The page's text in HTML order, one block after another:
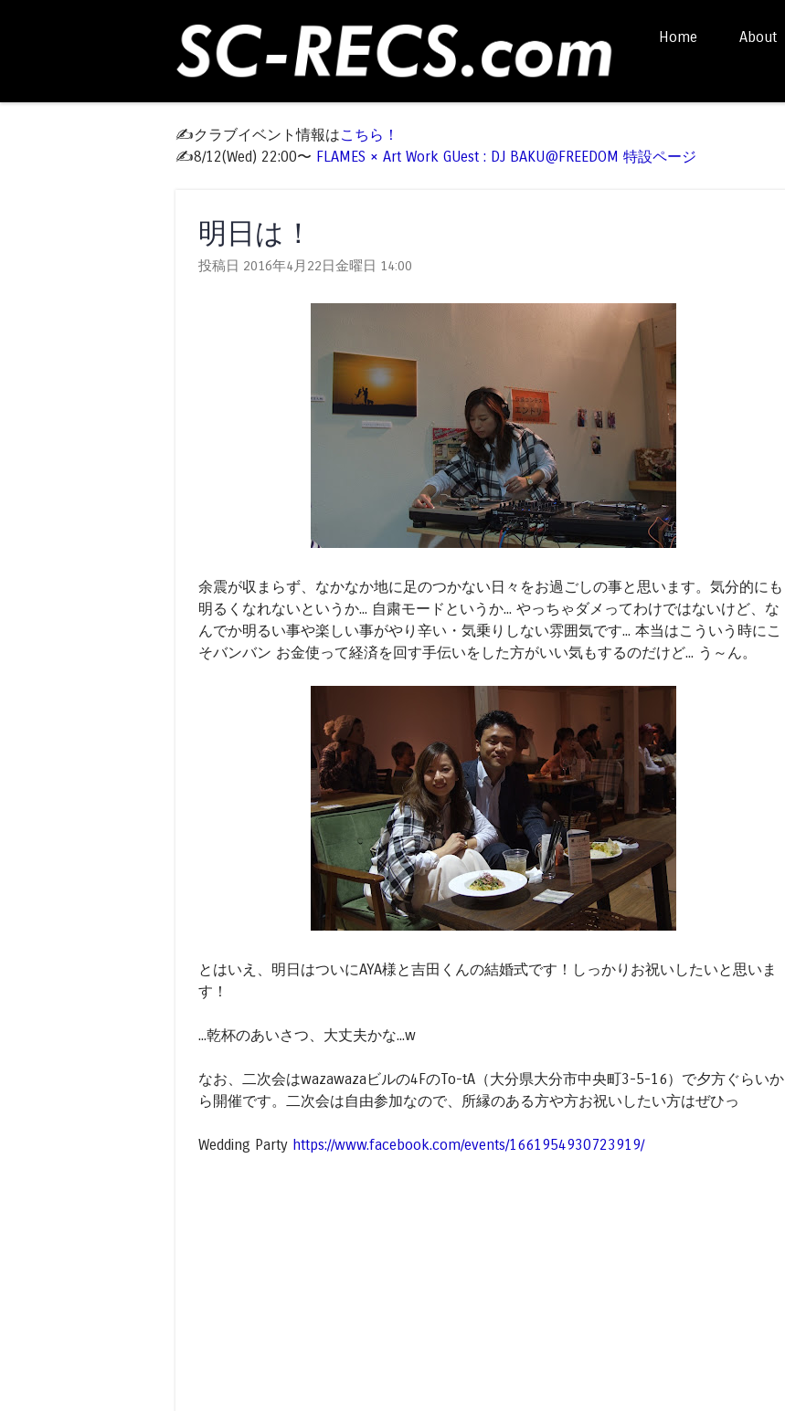
Skip to content
Home About
✍️クラブイベント情報はこちら！
✍️8/12(Wed) 22:00〜 FLAMES × Art Work GUest : DJ BAKU@FREEDOM 特設ページ
明日は！
投稿日 2016年4月22日金曜日 14:00
余震が収まらず、なかなか地に足のつかない日々をお過ごしの事と思います。気分的にも
明るくなれないというか... 自粛モードというか... やっちゃダメってわけではないけど、な
んでか明るい事や楽しい事がやり辛い・気乗りしない雰囲気です... 本当はこういう時にこ
そバンバン お金使って経済を回す手伝いをした方がいい気もするのだけど... う～ん。
とはいえ、明日はついにAYA様と吉田くんの結婚式です！しっかりお祝いしたいと思いま
す！
...乾杯のあいさつ、大丈夫かな...w
なお、二次会はwazawazaビルの4FのTo-tA（大分県大分市中央町3-5-16）で夕方ぐらいか
ら開催です。二次会は自由参加なので、所縁のある方や方お祝いしたい方はぜひっ
Wedding Party https://www.facebook.com/events/1661954930723919/